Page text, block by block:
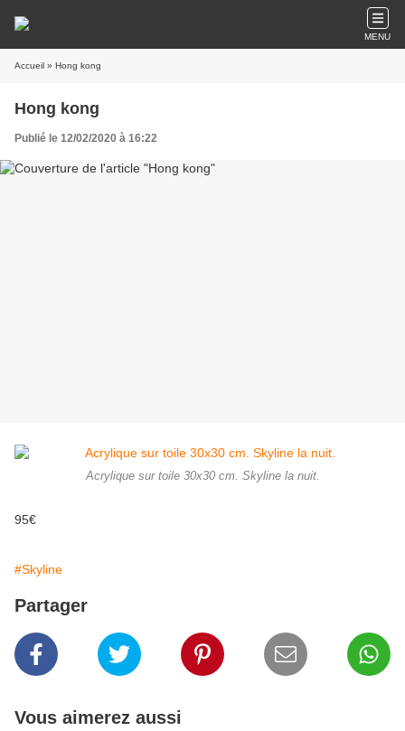
MENU
Accueil » Hong kong
Hong kong
Publié le 12/02/2020 à 16:22
Acrylique sur toile 30x30 cm. Skyline la nuit.
95€
#Skyline
Partager
Vous aimerez aussi